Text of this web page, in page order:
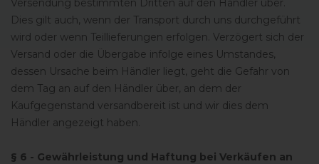
Versendung bestimmten Dritten auf den Händler über.
Dies gilt auch, wenn der Transport durch uns durchgeführt
wird oder wenn Teillieferungen erfolgen. Verzögert sich der
Versand oder die Übergabe infolge eines Umstandes,
dessen Ursache beim Händler liegt, geht die Gefahr von
dem Tag an auf den Händler über, an dem der
Kaufgegenstand versandbereit ist und wir dies dem
Händler angezeigt haben.
§ 6 - Gewährleistung und Haftung bei Verkäufen an